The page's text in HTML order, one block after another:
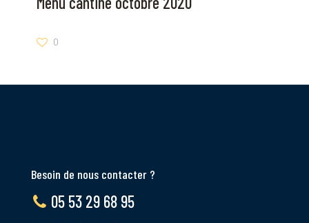
0
Besoin de nous contacter ?
05 53 29 68 95